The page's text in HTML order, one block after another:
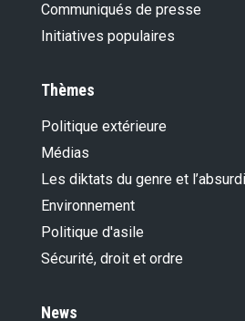
Communiqués de presse
Initiatives populaires
Thèmes
Politique extérieure
Médias
Les diktats du genre et
Environnement
Politique d'asile
Sécurité, droit et ordre
News